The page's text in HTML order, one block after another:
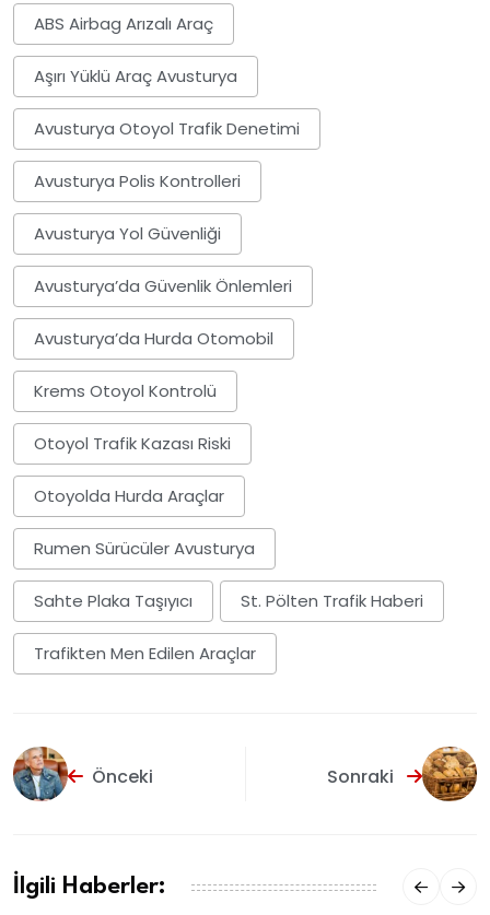
ABS Airbag Arızalı Araç
Aşırı Yüklü Araç Avusturya
Avusturya Otoyol Trafik Denetimi
Avusturya Polis Kontrolleri
Avusturya Yol Güvenliği
Avusturya’da Güvenlik Önlemleri
Avusturya’da Hurda Otomobil
Krems Otoyol Kontrolü
Otoyol Trafik Kazası Riski
Otoyolda Hurda Araçlar
Rumen Sürücüler Avusturya
Sahte Plaka Taşıyıcı St. Pölten Trafik Haberi
Trafikten Men Edilen Araçlar
Önceki Sonraki
İlgili Haberler: